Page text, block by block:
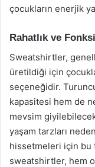
çocukların enerjik
Rahatlık ve
Sweatshirtler,
üretildiği için
seçeneğidir.
kapasitesi hem de
mevsim
yaşam tarzları
hissetmeleri için bu
sweatshirtler, hem